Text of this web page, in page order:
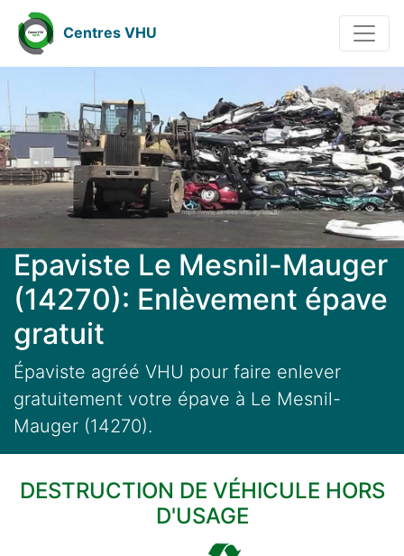
Centres VHU
Epaviste Le Mesnil-Mauger
(14270): Enlèvement épave
gratuit
Épaviste agréé VHU pour faire enlever
gratuitement votre épave à Le Mesnil-
Mauger (14270).
DESTRUCTION DE VÉHICULE HORS
D'USAGE